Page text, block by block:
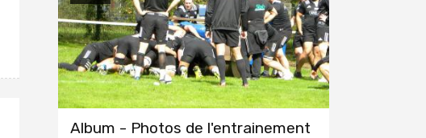
Album - Photos de l'entrainement